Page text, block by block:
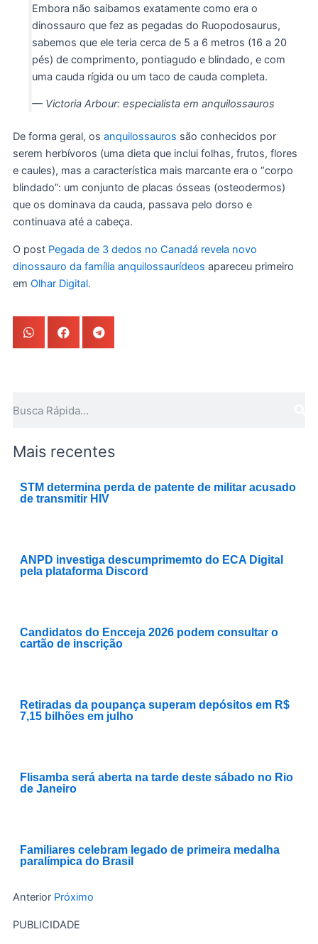
Embora não saibamos exatamente como era o
dinossauro que fez as pegadas do Ruopodosaurus,
sabemos que ele teria cerca de 5 a 6 metros (16 a 20
pés) de comprimento, pontiagudo e blindado, e com
uma cauda rígida ou um taco de cauda completa.
— Victoria Arbour: especialista em anquilossauros
De forma geral, os anquilossauros são conhecidos por
serem herbívoros (uma dieta que inclui folhas, frutos, flores
e caules), mas a característica mais marcante era o “corpo
blindado”: um conjunto de placas ósseas (osteodermos)
que os dominava da cauda, passava pelo dorso e
continuava até a cabeça.
O post Pegada de 3 dedos no Canadá revela novo
dinossauro da família anquilossaurídeos apareceu primeiro
em Olhar Digital.
Mais recentes
STM determina perda de patente de militar acusado
de transmitir HIV
ANPD investiga descumprimemto do ECA Digital
pela plataforma Discord
Candidatos do Encceja 2026 podem consultar o
cartão de inscrição
Retiradas da poupança superam depósitos em R$
7,15 bilhões em julho
Flisamba será aberta na tarde deste sábado no Rio
de Janeiro
Familiares celebram legado de primeira medalha
paralímpica do Brasil
Anterior Próximo
PUBLICIDADE